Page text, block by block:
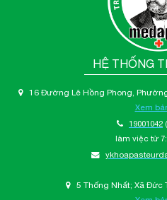
HỆ THỐNG
16 Đường Lê Hồng Phong,
Xem
19001042
làm việc từ
5 Thống Nhất; Xã Đức